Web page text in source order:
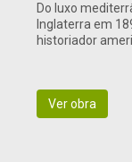
Do luxo
Inglaterra em
historiador
Ver obra